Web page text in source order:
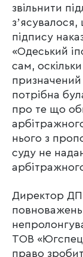
звільнити
підпису
«Одеський
сам,
потрібна
про те що
нього з
суду не
Директор ДП
ТОВ
право